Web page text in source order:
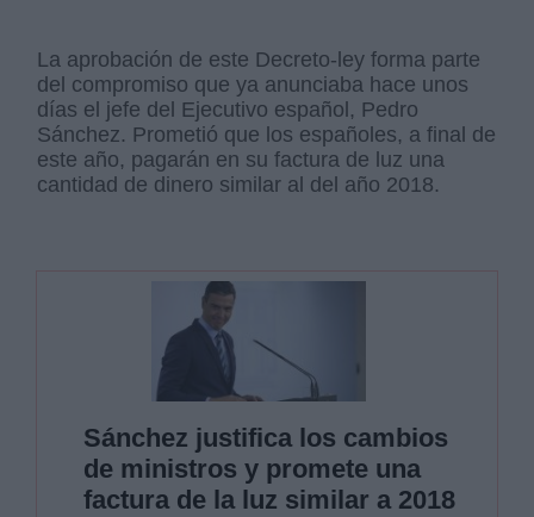
La aprobación de este Decreto-ley forma parte
del compromiso que ya anunciaba hace unos
días el jefe del Ejecutivo español, Pedro
Sánchez. Prometió que los españoles, a final de
este año, pagarán en su factura de luz una
cantidad de dinero similar al del año 2018.
Sánchez justifica los cambios
de ministros y promete una
factura de la luz similar a 2018